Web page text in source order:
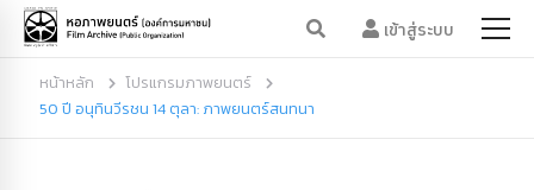
เข้าสู่ระบบ
หน้าหลัก
โปรแกรมภาพยนตร์
50 ปี อนุทินวีรชน 14 ตุลา: ภาพยนตร์สนทนา